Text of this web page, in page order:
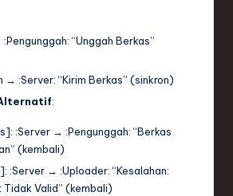
:Pengunggah: “Unggah Berkas”
→ :Server: “Kirim Berkas” (sinkron)
:
:Server → :Pengunggah: “Berkas
(kembali)
:Server → :Uploader: “Kesalahan:
Tidak Valid” (kembali)